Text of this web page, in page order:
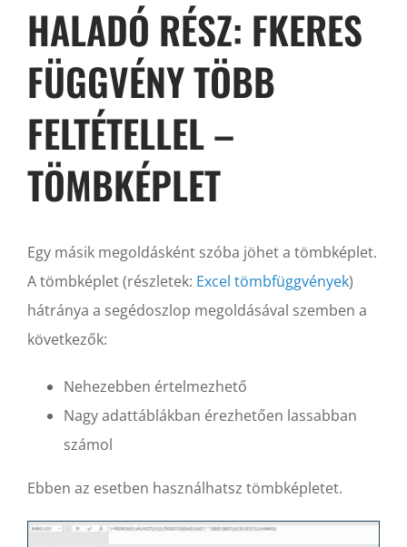
HALADÓ RÉSZ: FKERES
FÜGGVÉNY TÖBB
FELTÉTELLEL –
TÖMBKÉPLET
Egy másik megoldásként szóba jöhet a tömbképlet.
A tömbképlet (részletek: Excel tömbfüggvények)
hátránya a segédoszlop megoldásával szemben a
következők:
Nehezebben értelmezhető
Nagy adattáblákban érezhetően lassabban
számol
Ebben az esetben használhatsz tömbképletet.